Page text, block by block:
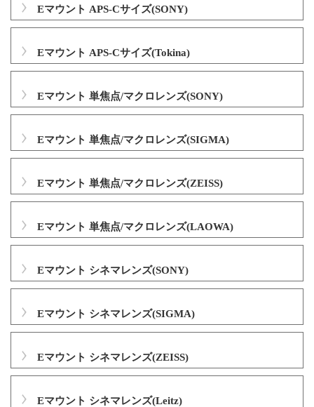
Eマウント APS-Cサイズ(SONY)
Eマウント APS-Cサイズ(Tokina)
Eマウント 単焦点/マクロレンズ(SONY)
Eマウント 単焦点/マクロレンズ(SIGMA)
Eマウント 単焦点/マクロレンズ(ZEISS)
Eマウント 単焦点/マクロレンズ(LAOWA)
Eマウント シネマレンズ(SONY)
Eマウント シネマレンズ(SIGMA)
Eマウント シネマレンズ(ZEISS)
Eマウント シネマレンズ(Leitz)